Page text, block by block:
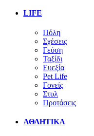
LIFE
Πόλη
Σχέσεις
Γεύση
Ταξίδι
Ευεξία
Pet Life
Γονείς
Στυλ
Προτάσεις
ΑΘΛΗΤΙΚΑ